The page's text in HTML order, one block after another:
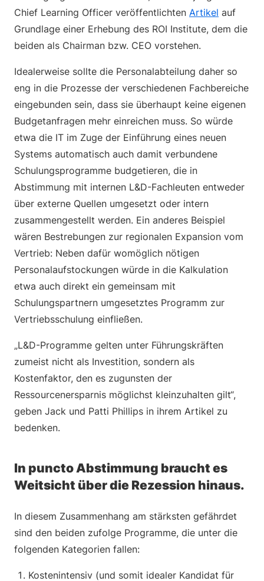
Chief Learning Officer veröffentlichten Artikel auf
Grundlage einer Erhebung des ROI Institute, dem die
beiden als Chairman bzw. CEO vorstehen.
Idealerweise sollte die Personalabteilung daher so
eng in die Prozesse der verschiedenen Fachbereiche
eingebunden sein, dass sie überhaupt keine eigenen
Budgetanfragen mehr einreichen muss. So würde
etwa die IT im Zuge der Einführung eines neuen
Systems automatisch auch damit verbundene
Schulungsprogramme budgetieren, die in
Abstimmung mit internen L&D-Fachleuten entweder
über externe Quellen umgesetzt oder intern
zusammengestellt werden. Ein anderes Beispiel
wären Bestrebungen zur regionalen Expansion vom
Vertrieb: Neben dafür womöglich nötigen
Personalaufstockungen würde in die Kalkulation
etwa auch direkt ein gemeinsam mit
Schulungspartnern umgesetztes Programm zur
Vertriebsschulung einfließen.
„L&D-Programme gelten unter Führungskräften
zumeist nicht als Investition, sondern als
Kostenfaktor, den es zugunsten der
Ressourcenersparnis möglichst kleinzuhalten gilt“,
geben Jack und Patti Phillips in ihrem Artikel zu
bedenken.
In puncto Abstimmung braucht es
Weitsicht über die Rezession hinaus.
In diesem Zusammenhang am stärksten gefährdet
sind den beiden zufolge Programme, die unter die
folgenden Kategorien fallen:
Kostenintensiv (und somit idealer Kandidat für